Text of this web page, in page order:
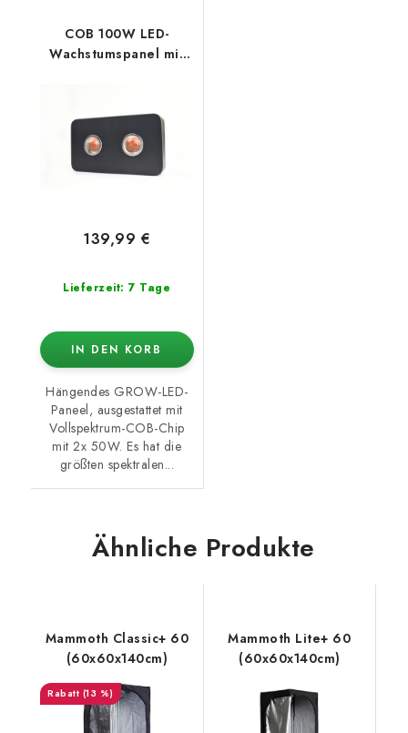
COB 100W LED-
Wachstumspanel mit
Lieferzeit: 7 Tage
139,99 €
IN DEN KORB
Hängendes GROW-LED-
Paneel, ausgestattet mit
Vollspektrum-COB-Chip
mit 2x 50W. Es hat die
größten spektralen...
Ähnliche Produkte
Mammoth Classic+ 60
(60x60x140cm)
(13 %)
Mammoth Lite+ 60
(60x60x140cm)